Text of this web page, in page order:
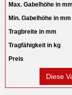
Diese